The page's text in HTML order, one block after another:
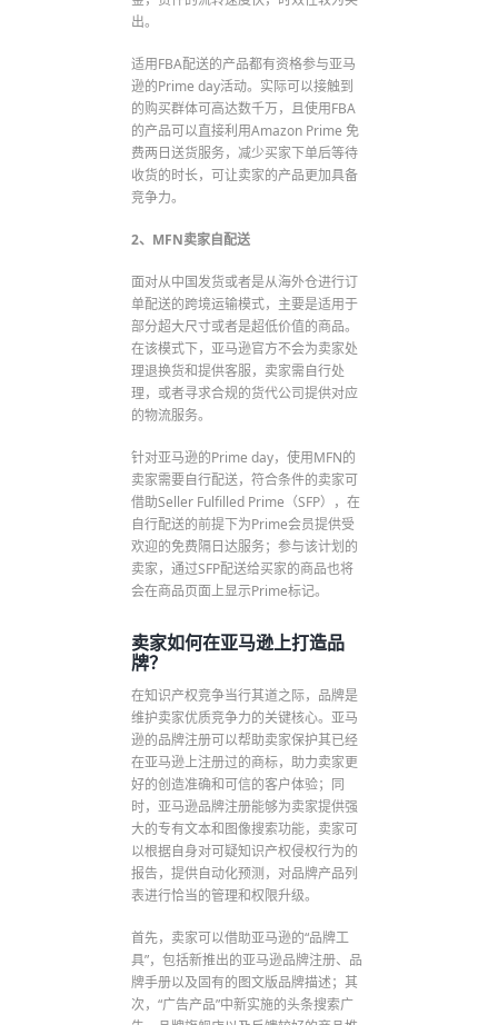
出。
适用FBA配送的产品都有资格参与亚马
逊的Prime day活动。实际可以接触到
的购买群体可高达数千万，且使用FBA
的产品可以直接利用Amazon Prime 免
费两日送货服务，减少买家下单后等待
收货的时长，可让卖家的产品更加具备
竞争力。
2、MFN卖家自配送
面对从中国发货或者是从海外仓进行订
单配送的跨境运输模式，主要是适用于
部分超大尺寸或者是超低价值的商品。
在该模式下，亚马逊官方不会为卖家处
理退换货和提供客服，卖家需自行处
理，或者寻求合规的货代公司提供对应
的物流服务。
针对亚马逊的Prime day，使用MFN的
卖家需要自行配送，符合条件的卖家可
借助Seller Fulfilled Prime（SFP），在
自行配送的前提下为Prime会员提供受
欢迎的免费隔日达服务；参与该计划的
卖家，通过SFP配送给买家的商品也将
会在商品页面上显示Prime标记。
卖家如何在亚马逊上打造品
牌？
在知识产权竞争当行其道之际，品牌是
维护卖家优质竞争力的关键核心。亚马
逊的品牌注册可以帮助卖家保护其已经
在亚马逊上注册过的商标，助力卖家更
好的创造准确和可信的客户体验；同
时，亚马逊品牌注册能够为卖家提供强
大的专有文本和图像搜索功能，卖家可
以根据自身对可疑知识产权侵权行为的
报告，提供自动化预测，对品牌产品列
表进行恰当的管理和权限升级。
首先，卖家可以借助亚马逊的“品牌工
具”，包括新推出的亚马逊品牌注册、品
牌手册以及固有的图文版品牌描述；其
次，“广告产品”中新实施的头条搜索广